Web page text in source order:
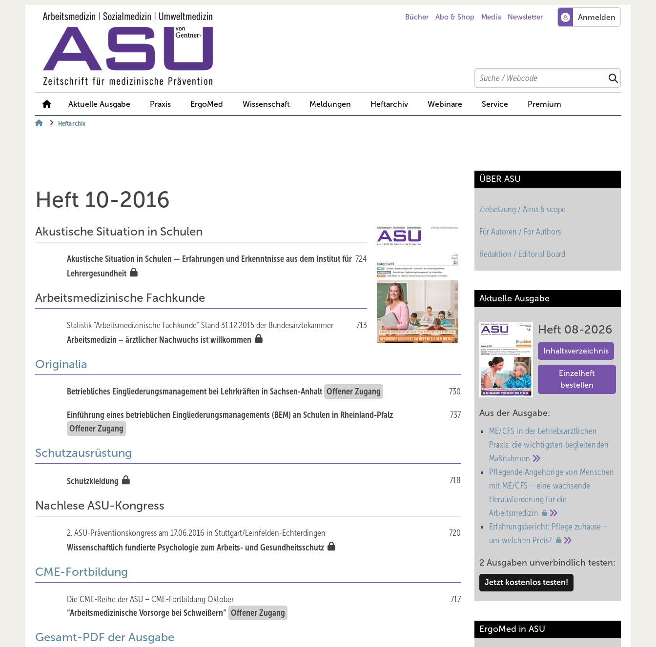
Bücher Abo & Shop Media Newsletter
Search
Suchen
Aktuelle Ausgabe Praxis ErgoMed Wissenschaft Meldungen Heftarchiv Webinare Service Premium
Heftarchiv
Heft 10-2016
Akustische Situation in Schulen
724
Akustische Situation in Schulen — Erfahrungen und Erkenntnisse aus dem Institut für
Lehrergesundheit
Arbeitsmedizinische Fachkunde
713
Statistik “Arbeitsmedizinische Fachkunde“ Stand 31.12.2015 der Bundesärztekammer
Arbeitsmedizin – ärztlicher Nachwuchs ist willkommen
Originalia
730
Betriebliches Eingliederungsmanagement bei Lehrkräften in Sachsen-Anhalt Offener Zugang
737
Einführung eines betrieblichen Eingliederungsmanagements (BEM) an Schulen in Rheinland-Pfalz
Offener Zugang
Schutzausrüstung
718
Schutzkleidung
Nachlese ASU-Kongress
720
2. ASU-Präventionskongress am 17.06.2016 in Stuttgart/Leinfelden-Echterdingen
Wissenschaftlich fundierte Psychologie zum Arbeits- und Gesundheitsschutz
CME-Fortbildung
717
Die CME-Reihe der ASU – CME-Fortbildung Oktober
“Arbeitsmedizinische Vorsorge bei Schweißern“ Offener Zugang
Gesamt-PDF der Ausgabe
ÜBER ASU
Zielsetzung / Aims & scope
Für Autoren / For Authors
Redaktion / Editorial Board
Aktuelle Ausgabe
Heft 08-2026
Inhaltsverzeichnis
Einzelheft
bestellen
Aus der Ausgabe:
ME/CFS in der betriebsärztlichen
Praxis: die wichtigsten begleitenden
Maßnahmen
Pflegende Angehörige von Menschen
mit ME/CFS – eine wachsende
Heraus­forderung für die
Arbeitsmedizin
Erfahrungsbericht: Pflege zuhause –
um welchen Preis?
2 Ausgaben unverbindlich testen:
Jetzt kostenlos testen!
ErgoMed in ASU